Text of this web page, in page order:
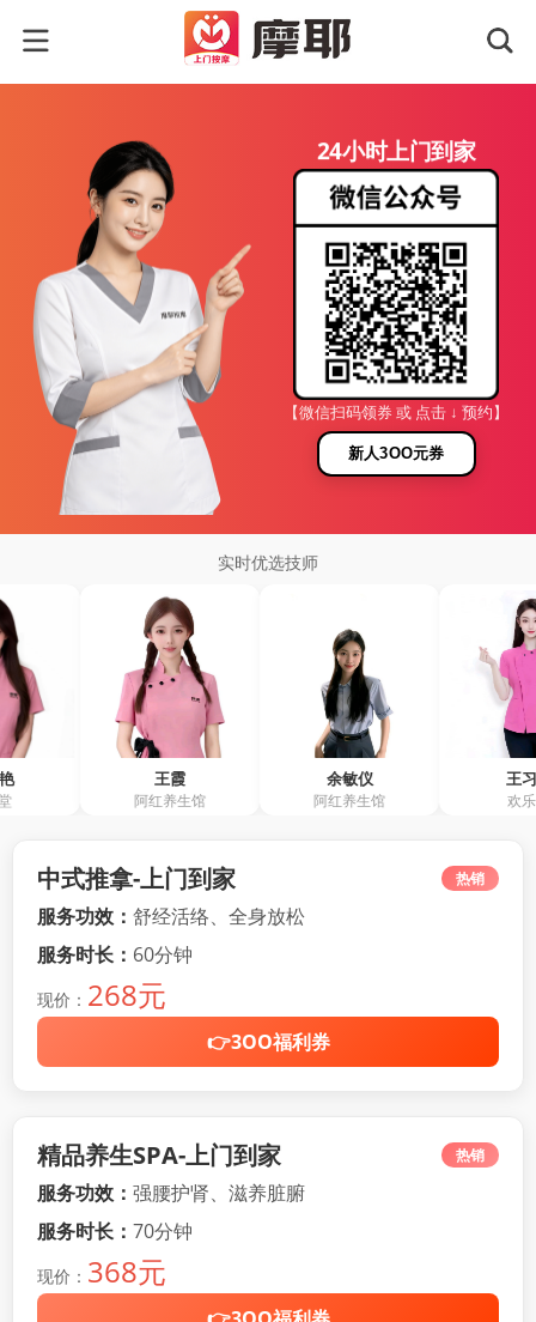
24小时上门到家
【微信扫码领券 或 点击 ↓ 预约】
新人3OO元券
实时优选技师
中式推拿-上门到家 热销
服务功效： 舒经活络、全身放松
服务时长： 60分钟
现价： 268元
👉3OO福利券
精品养生SPA-上门到家 热销
服务功效： 强腰护肾、滋养脏腑
服务时长： 70分钟
现价： 368元